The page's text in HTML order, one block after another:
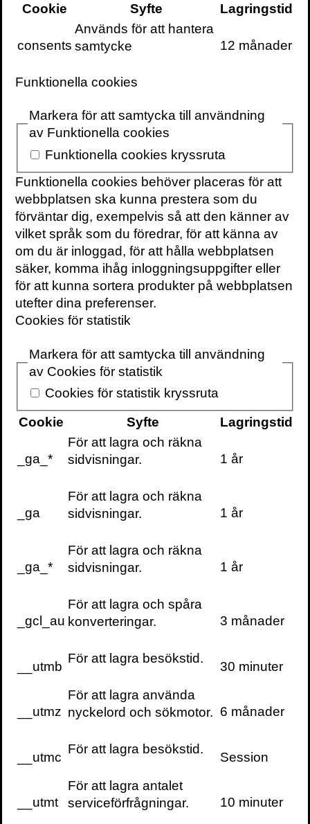
NYHETSBREV?
böcker,
föreläsningar och
evenemang
levereras ungefär
en gång i veckan
till din inbox
KONTAKTA OSS
Volante
Stora Nygatan 7
Sweden
+46(0) 8 702 15 19
info@volante.se
Fler kontaktuppgifter
Cookieinställningar
Cookie
Syfte Lagringstid
consents
Används för att hantera
samtycke
12 månader
Funktionella cookies
Markera för att samtycka till användning
av Funktionella cookies
Funktionella cookies kryssruta
Funktionella cookies behöver placeras för att
webbplatsen ska kunna prestera som du
förväntar dig, exempelvis så att den känner av
vilket språk som du föredrar, för att känna av
om du är inloggad, för att hålla webbplatsen
säker, komma ihåg inloggningsuppgifter eller
för att kunna sortera produkter på webbplatsen
utefter dina preferenser.
Cookies för statistik
Markera för att samtycka till användning
av Cookies för statistik
Cookies för statistik kryssruta
Cookie
Syfte Lagringstid
_ga_*
För att lagra och räkna
sidvisningar.
1 år
_ga
För att lagra och räkna
sidvisningar.
1 år
_ga_*
För att lagra och räkna
sidvisningar.
1 år
_gcl_au
För att lagra och spåra
konverteringar.
3 månader
__utmb
För att lagra besökstid.
30 minuter
__utmz
För att lagra använda
nyckelord och sökmotor. 6 månader
__utmc
För att lagra besökstid.
Session
__utmt
För att lagra antalet
serviceförfrågningar.
10 minuter